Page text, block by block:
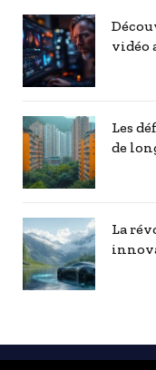
vidéo
Les
de
La